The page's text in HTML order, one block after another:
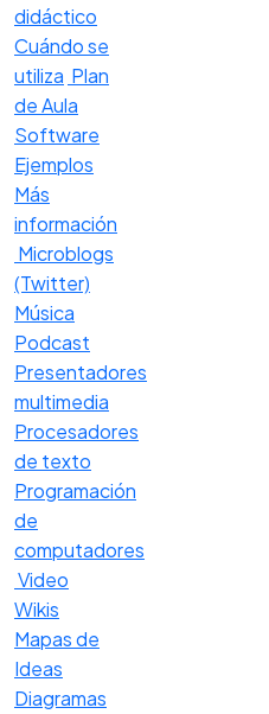
didáctico
Cuándo se
utiliza Plan
de Aula
Software
Ejemplos
Más
información
Microblogs
(Twitter)
Música
Podcast
Presentadores
multimedia
Procesadores
de texto
Programación
de
computadores
Video
Wikis
Mapas de
Ideas
Diagramas